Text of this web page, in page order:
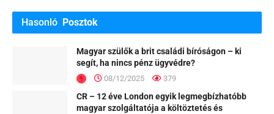
Hasonló Posztok
Magyar szülők a brit családi bíróságon – ki
segít, ha nincs pénz ügyvédre?
08/12/2025 379
CR – 12 éve London egyik legmegbízhatóbb
magyar szolgáltatója a költöztetés és